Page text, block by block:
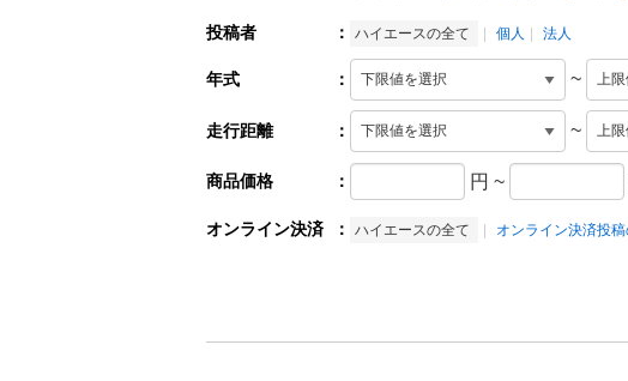
投稿者 ： ハイエースの全て 個人 法人
年式 ： ~
走行距離 ： ~
商品価格 ： 円 ~
オンライン決済 ： ハイエースの全て オンライン決済投